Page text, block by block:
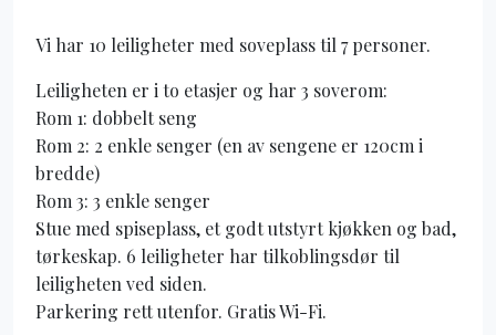
Vi har 10 leiligheter med soveplass til 7 personer.
Leiligheten er i to etasjer og har 3 soverom:
Rom 1: dobbelt seng
Rom 2: 2 enkle senger (en av sengene er 120cm i
bredde)
Rom 3: 3 enkle senger
Stue med spiseplass, et godt utstyrt kjøkken og bad,
tørkeskap. 6 leiligheter har tilkoblingsdør til
leiligheten ved siden.
Parkering rett utenfor. Gratis Wi-Fi.